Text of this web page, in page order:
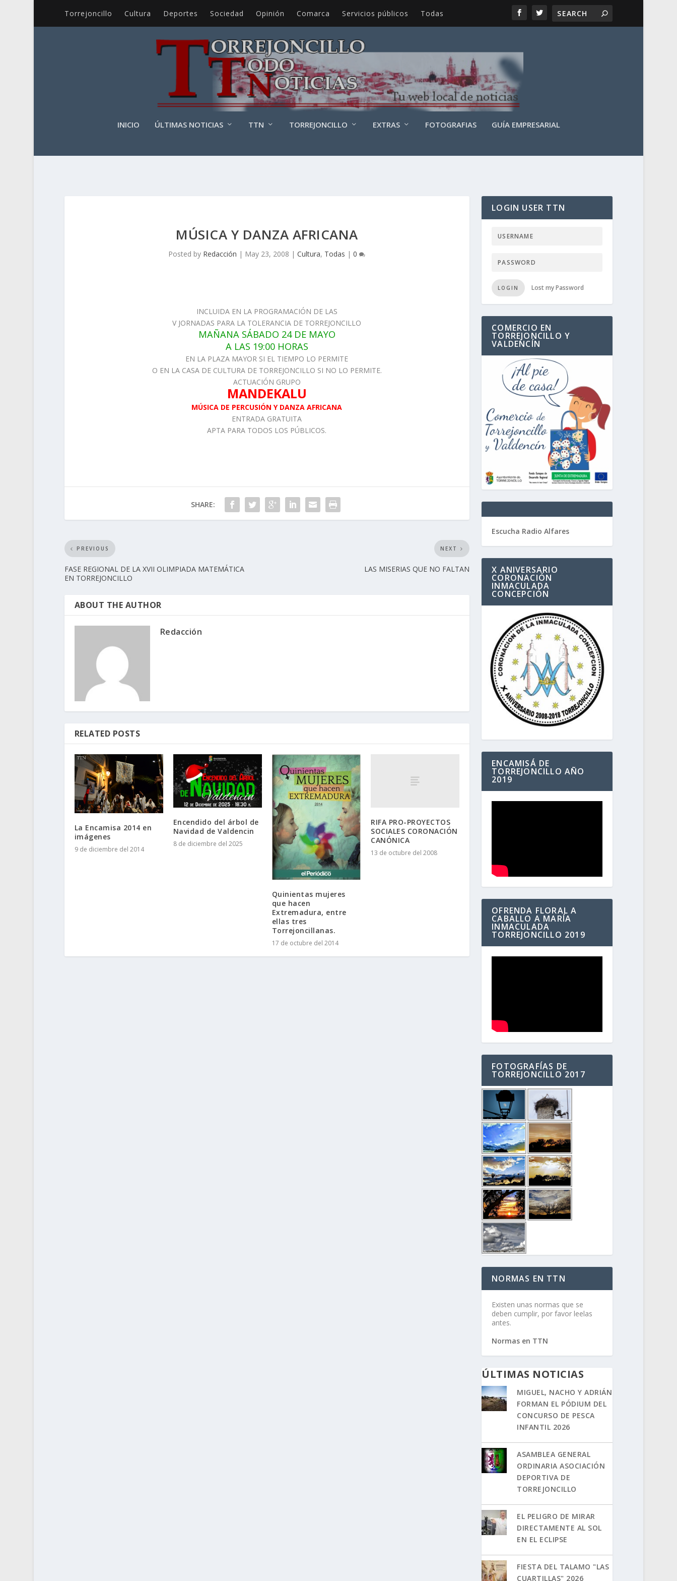
Torrejoncillo Cultura Deportes Sociedad Opinión Comarca Servicios públicos Todas
INICIO ÚLTIMAS NOTICIAS TTN TORREJONCILLO EXTRAS FOTOGRAFIAS GUÍA EMPRESARIAL
MÚSICA Y DANZA AFRICANA
Posted by Redacción | May 23, 2008 |Cultura, Todas |0
INCLUIDA EN LA PROGRAMACIÓN DE LAS
V JORNADAS PARA LA TOLERANCIA DE TORREJONCILLO
MAÑANA SÁBADO 24 DE MAYO
A LAS 19:00 HORAS
EN LA PLAZA MAYOR SI EL TIEMPO LO PERMITE
O EN LA CASA DE CULTURA DE TORREJONCILLO SI NO LO PERMITE.
ACTUACIÓN GRUPO
MANDEKALU
MÚSICA DE PERCUSIÓN Y DANZA AFRICANA
ENTRADA GRATUITA
APTA PARA TODOS LOS PÚBLICOS.
SHARE:
PREVIOUS
FASE REGIONAL DE LA XVII OLIMPIADA MATEMÁTICA
EN TORREJONCILLO
NEXT
LAS MISERIAS QUE NO FALTAN
ABOUT THE AUTHOR
Redacción
RELATED POSTS
La Encamisa 2014 en
imágenes
9 de diciembre del 2014
Encendido del árbol de
Navidad de Valdencin
8 de diciembre del 2025
Quinientas mujeres
que hacen
Extremadura, entre
ellas tres
Torrejoncillanas.
17 de octubre del 2014
RIFA PRO-PROYECTOS
SOCIALES CORONACIÓN
CANÓNICA
13 de octubre del 2008
LOGIN USER TTN
LOGIN Lost my Password
COMERCIO EN
TORREJONCILLO Y
VALDENCÍN
Escucha Radio Alfares
X ANIVERSARIO
CORONACIÓN
INMACULADA
CONCEPCIÓN
ENCAMISÁ DE
TORREJONCILLO AÑO
2019
OFRENDA FLORAL A
CABALLO A MARÍA
INMACULADA
TORREJONCILLO 2019
FOTOGRAFÍAS DE
TORREJONCILLO 2017
NORMAS EN TTN
Existen unas normas que se
deben cumplir, por favor leelas
antes.
Normas en TTN
ÚLTIMAS NOTICIAS
MIGUEL, NACHO Y ADRIÁN
FORMAN EL PÓDIUM DEL
CONCURSO DE PESCA
INFANTIL 2026
ASAMBLEA GENERAL
ORDINARIA ASOCIACIÓN
DEPORTIVA DE
TORREJONCILLO
EL PELIGRO DE MIRAR
DIRECTAMENTE AL SOL
EN EL ECLIPSE
FIESTA DEL TALAMO "LAS
CUARTILLAS" 2026